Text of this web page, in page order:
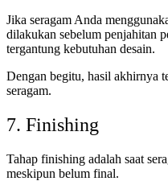
Jika seragam Anda
dilakukan sebelum penjahitan
tergantung kebutuhan desain.
Dengan begitu, hasil akhirnya
seragam.
7. Finishing
Tahap finishing adalah saat
meskipun belum final.